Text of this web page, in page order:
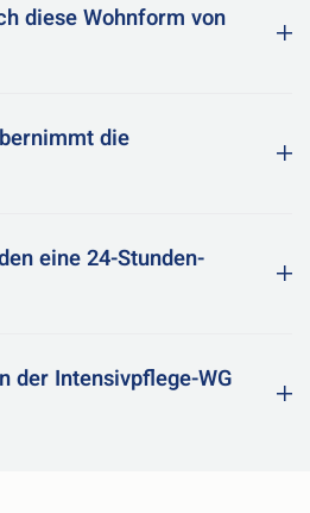
diese Wohnform von
die
eine 24-Stunden-
der Intensivpflege-WG